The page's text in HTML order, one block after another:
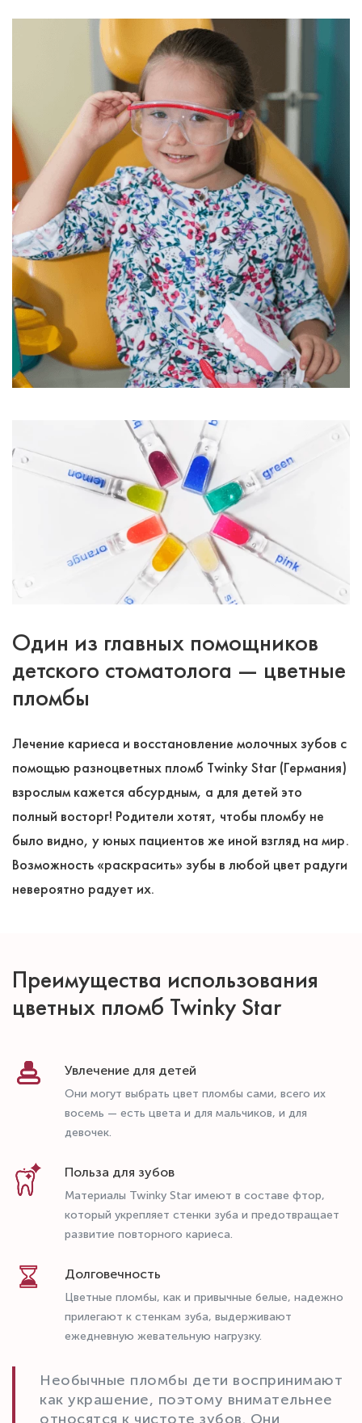
Один из главных помощников
детского стоматолога — цветные
пломбы
Лечение кариеса и восстановление молочных зубов с
помощью разноцветных пломб Twinky Star (Германия)
взрослым кажется абсурдным, а для детей это
полный восторг! Родители хотят, чтобы пломбу не
было видно, у юных пациентов же иной взгляд на мир.
Возможность «раскрасить» зубы в любой цвет радуги
невероятно радует их.
Преимущества использования
цветных пломб Twinky Star
Увлечение для детей
Они могут выбрать цвет пломбы сами, всего их
восемь — есть цвета и для мальчиков, и для
девочек.
Польза для зубов
Материалы Twinky Star имеют в составе фтор,
который укрепляет стенки зуба и предотвращает
развитие повторного кариеса.
Долговечность
Цветные пломбы, как и привычные белые, надежно
прилегают к стенкам зуба, выдерживают
ежедневную жевательную нагрузку.
Необычные пломбы дети воспринимают
как украшение, поэтому внимательнее
относятся к чистоте зубов. Они